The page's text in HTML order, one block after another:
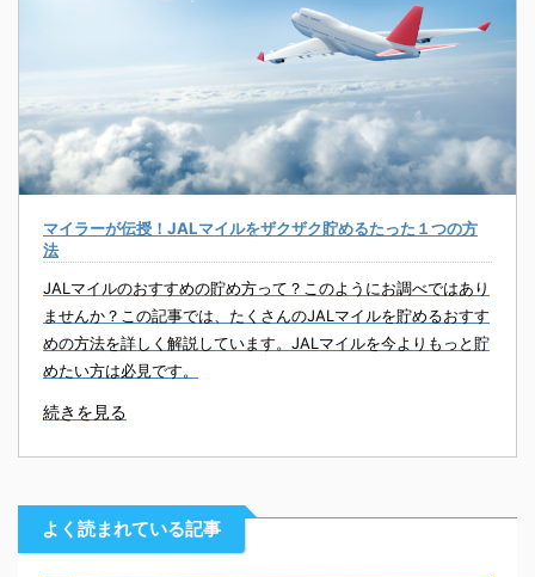
マイラーが伝授！JALマイルをザクザク貯めるたった１つの方
法
JALマイルのおすすめの貯め方って？このようにお調べではあり
ませんか？この記事では、たくさんのJALマイルを貯めるおすす
めの方法を詳しく解説しています。JALマイルを今よりもっと貯
めたい方は必見です。
続きを見る
よく読まれている記事